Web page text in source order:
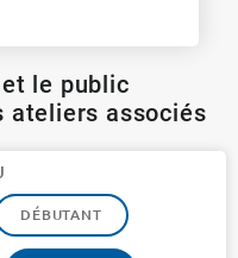
le public
ateliers associés
DÉBUTANT